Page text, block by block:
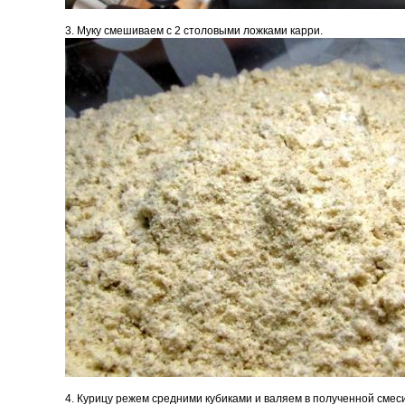
3. Муку смешиваем с 2 столовыми ложками карри.
4. Курицу режем средними кубиками и валяем в полученной